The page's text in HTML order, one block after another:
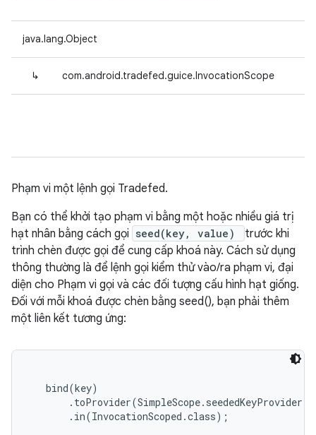
java.lang.Object
↳ com.android.tradefed.guice.InvocationScope
Phạm vi một lệnh gọi Tradefed.
Bạn có thể khởi tạo phạm vi bằng một hoặc nhiều giá trị
hạt nhân bằng cách gọi seed(key, value)
trước khi
trình chèn được gọi để cung cấp khoá này. Cách sử dụng
thông thường là để lệnh gọi kiểm thử vào/ra phạm vi, đại
diện cho Phạm vi gọi và các đối tượng cấu hình hạt giống.
Đối với mỗi khoá được chèn bằng seed(), bạn phải thêm
một liên kết tương ứng:
   bind(key)
       .toProvider(SimpleScope.
       .in(InvocationScoped.class);